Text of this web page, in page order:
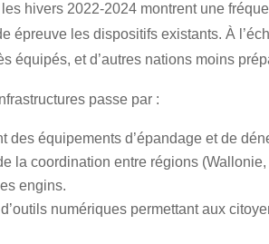
hivers 2022-2024 montrent une
épreuve les dispositifs existants. À
équipés, et d’autres nations moins
passe par :
des équipements d’épandage et de
la coordination entre régions
engins.
numériques permettant aux